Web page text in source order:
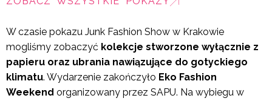
W czasie pokazu Junk Fashion Show w Krakowie
mogliśmy zobaczyć kolekcje stworzone wyłącznie z
papieru oraz ubrania nawiązujące do gotyckiego
klimatu. Wydarzenie zakończyło Eko Fashion
Weekend organizowany przez SAPU. Na wybiegu w